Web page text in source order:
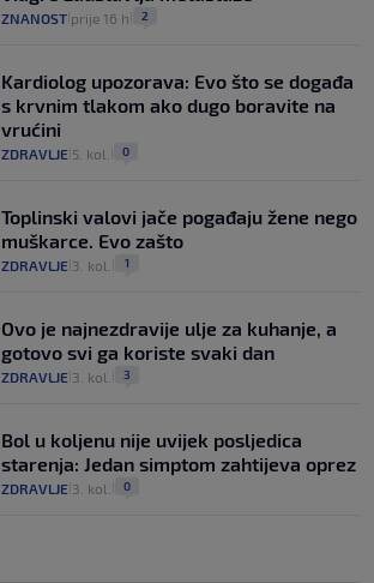
ZNANOST prije 16 h 2
Kardiolog upozorava: Evo što se događa
s krvnim tlakom ako dugo boravite na
vrućini
ZDRAVLJE 5. kol. 0
Toplinski valovi jače pogađaju žene nego
muškarce. Evo zašto
ZDRAVLJE 3. kol. 1
Ovo je najnezdravije ulje za kuhanje, a
gotovo svi ga koriste svaki dan
ZDRAVLJE 3. kol. 3
Bol u koljenu nije uvijek posljedica
starenja: Jedan simptom zahtijeva oprez
ZDRAVLJE 3. kol. 0